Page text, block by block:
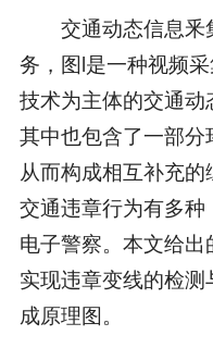
交通动态信息釆
务，图l是一种视频
技术为主体的交通动
其中也包含了一部分
从而构成相互补充的
交通违章行为有多
电子警察。本文给
实现违章变线的检
成原理图。